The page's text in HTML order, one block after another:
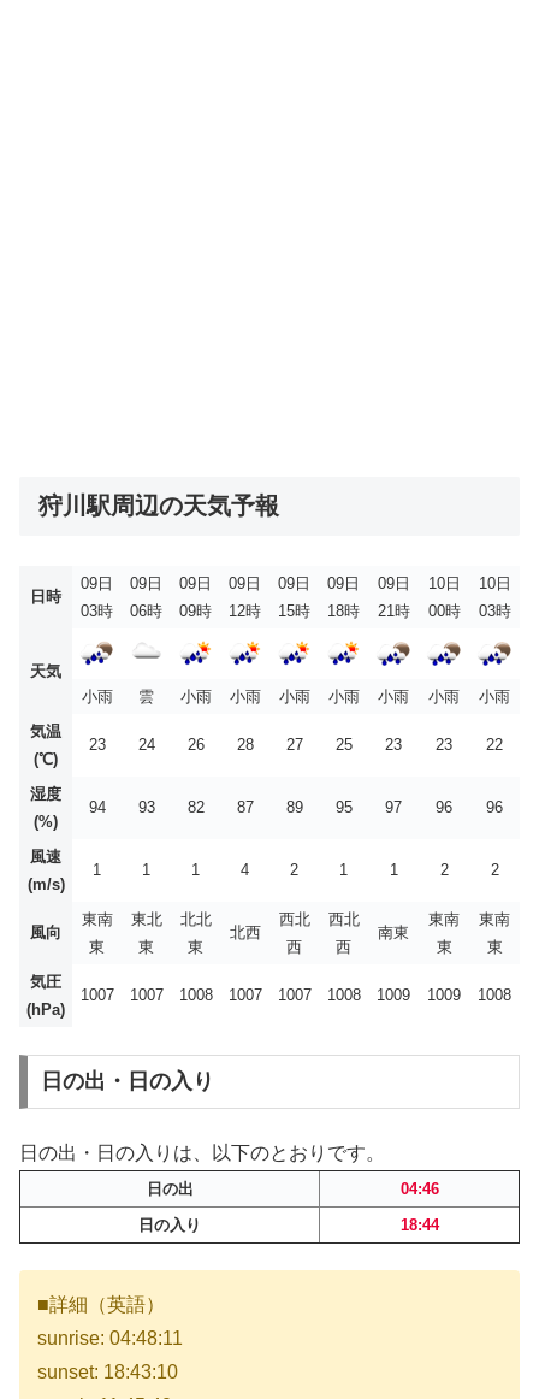
狩川駅周辺の天気予報
日時
09日
03時
09日
06時
09日
09時
09日
12時
09日
15時
09日
18時
09日
21時
10日
00時
10日
03時
天気
小雨
雲 小雨 小雨 小雨 小雨 小雨 小雨
小雨
気温
(℃)
23 24 26 28 27 25 23 23 22
湿度
(%)
94 93 82 87 89 95 97 96 96
風速
(m/s)
1 1 1 4 2 1 1 2 2
風向
東南
東
東北
東
北北
東
北西
西北
西
西北
西
南東
東南
東
東南
東
気圧
(hPa)
1007 1007 1008 1007 1007 1008 1009 1009 1008
日の出・日の入り
日の出・日の入りは、以下のとおりです。
日の出
04:46
日の入り
18:44
■詳細（英語）
sunrise: 04:48:11
sunset: 18:43:10